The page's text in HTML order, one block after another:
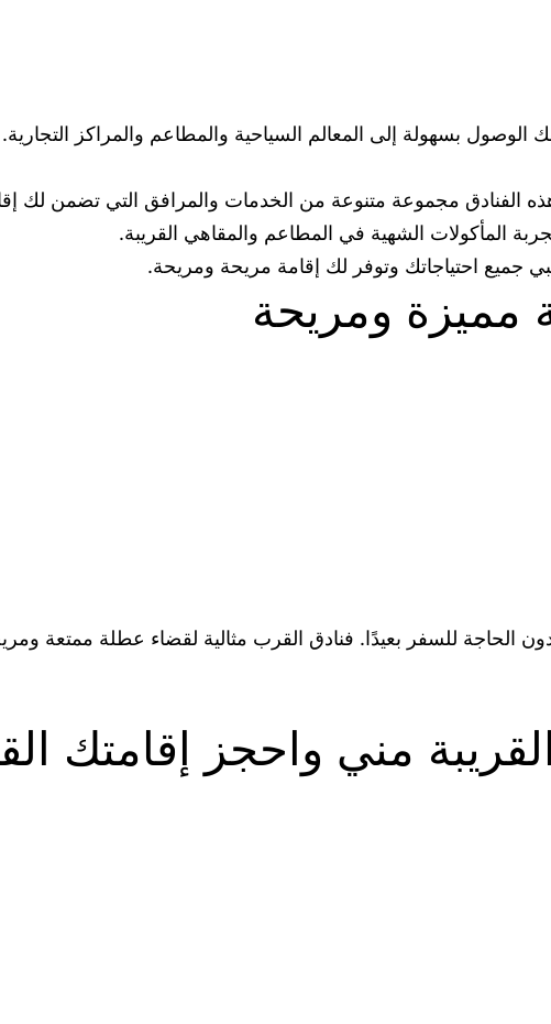
بسهولة إلى المعالم السياحية والمطاعم والمراكز
الفنادق مجموعة متنوعة من الخدمات والمرافق التي تضمن لك
المأكولات الشهية في المطاعم والمقاهي القريبة.
جميع احتياجاتك وتوفر لك إقامة مريحة ومريحة.
مميزة ومريحة
الحاجة للسفر بعيدًا. فنادق القرب مثالية لقضاء عطلة ممتعة
مني واحجز إقامتك